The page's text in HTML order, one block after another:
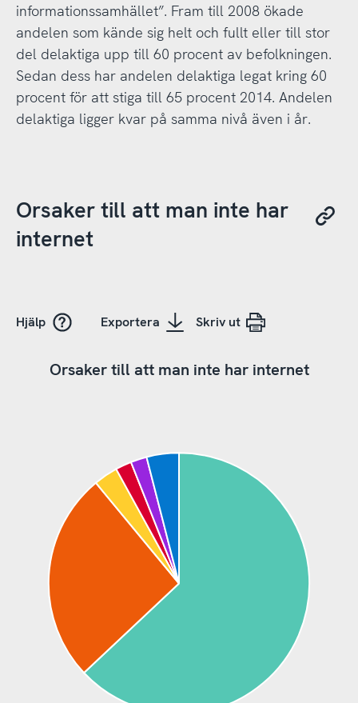
informationssamhället”. Fram till 2008 ökade
andelen som kände sig helt och fullt eller till stor
del delaktiga upp till 60 procent av befolkningen.
Sedan dess har andelen delaktiga legat kring 60
procent för att stiga till 65 procent 2014. Andelen
delaktiga ligger kvar på samma nivå även i år.
Orsaker till att man inte har
internet
Hjälp Exportera Skriv ut
Orsaker till att man inte har internet